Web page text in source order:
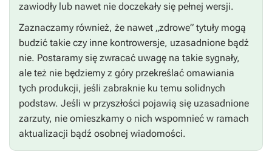
zawiodły lub nawet nie doczekały się pełnej wersji.
Zaznaczamy również, że nawet „zdrowe” tytuły mogą
budzić takie czy inne kontrowersje, uzasadnione bądź
nie. Postaramy się zwracać uwagę na takie sygnały,
ale też nie będziemy z góry przekreślać omawiania
tych produkcji, jeśli zabraknie ku temu solidnych
podstaw. Jeśli w przyszłości pojawią się uzasadnione
zarzuty, nie omieszkamy o nich wspomnieć w ramach
aktualizacji bądź osobnej wiadomości.